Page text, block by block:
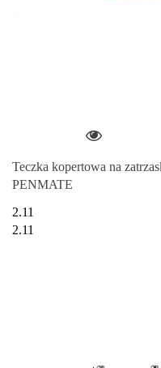
Teczka kopertowa na
PENMATE
2.11
2.11